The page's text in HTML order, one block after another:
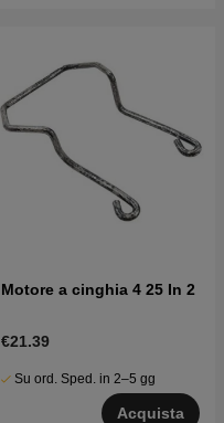
Motore a cinghia 4 25 In 2
€21.39
Su ord. Sped. in 2–5 gg
Acquista